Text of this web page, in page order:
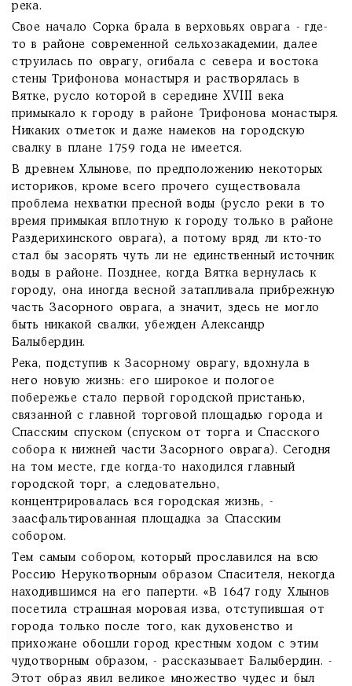
река.
Свое начало Сорка брала в верховьях оврага - где-
то в районе современной сельхозакадемии, далее
струилась по оврагу, огибала с севера и востока
стены Трифонова монастыря и растворялась в
Вятке, русло которой в середине XVIII века
примыкало к городу в районе Трифонова монастыря.
Никаких отметок и даже намеков на городскую
свалку в плане 1759 года не имеется.
В древнем Хлынове, по предположению некоторых
историков, кроме всего прочего существовала
проблема нехватки пресной воды (русло реки в то
время примыкая вплотную к городу только в районе
Раздерихинского оврага), а потому вряд ли кто-то
стал бы засорять чуть ли не единственный источник
воды в районе. Позднее, когда Вятка вернулась к
городу, она иногда весной затапливала прибрежную
часть Засорного оврага, а значит, здесь не могло
быть никакой свалки, убежден Александр
Балыбердин.
Река, подступив к Засорному оврагу, вдохнула в
него новую жизнь: его широкое и пологое
побережье стало первой городской пристанью,
связанной с главной торговой площадью города и
Спасским спуском (спуском от торга и Спасского
собора к нижней части Засорного оврага). Сегодня
на том месте, где когда-то находился главный
городской торг, а следовательно,
концентрировалась вся городская жизнь, -
заасфальтированная площадка за Спасским
собором.
Тем самым собором, который прославился на всю
Россию Нерукотворным образом Спасителя, некогда
находившимся на его паперти. «В 1647 году Хлынов
посетила страшная моровая изва, отступившая от
города только после того, как духовенство и
прихожане обошли город крестным ходом с этим
чудотворным образом, - рассказывает Балыбердин. -
Этот образ явил великое множество чудес и был